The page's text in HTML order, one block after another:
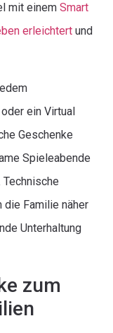
mit einem Smart
erleichtert und
ein Virtual
Geschenke
Spieleabende
die Familie näher
Unterhaltung
zum